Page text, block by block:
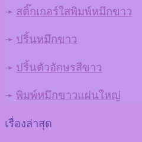
➛ สติ๊กเกอร์ใสพิมพ์หมึกขาว
➛ ปริ้นหมึกขาว
➛ ปริ้นตัวอักษรสีขาว
➛ พิมพ์หมึกขาวแผ่นใหญ่
เรื่องล่าสุด